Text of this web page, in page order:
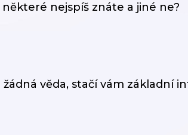
nejspíš znáte a jiné ne?
věda, stačí vám základní